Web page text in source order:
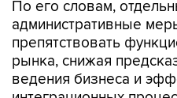
По его словам,
административные
препятствовать
рынка, снижая
ведения бизнеса и